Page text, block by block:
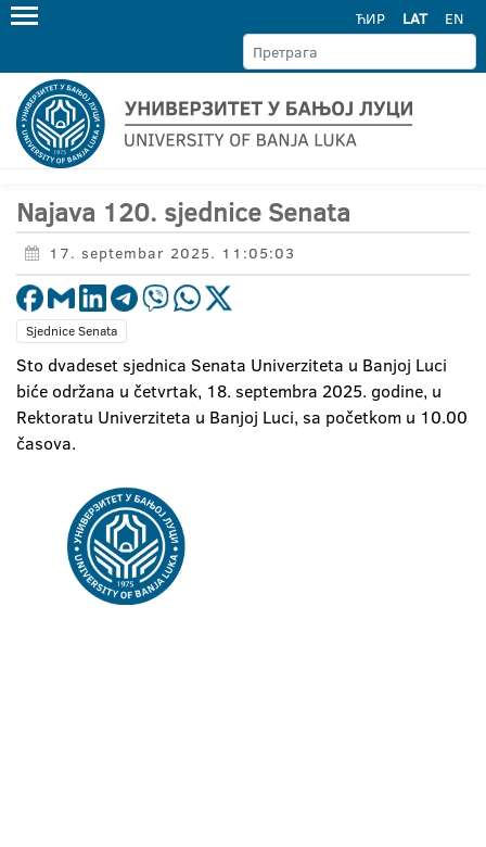
ЋИР LAT EN
Najava 120. sjednice Senata
17. septembar 2025. 11:05:03
Sjednice Senata
Sto dvadeset sjednica Senata Univerziteta u Banjoj Luci
biće održana u četvrtak, 18. septembra 2025. godine, u
Rektoratu Univerziteta u Banjoj Luci, sa početkom u 10.00
časova.